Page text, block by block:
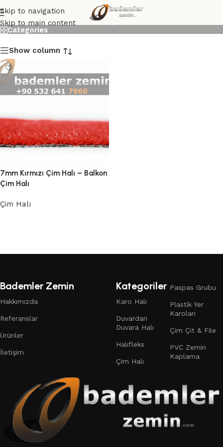
Skip to navigation
Skip to main content
7mm Kırmızı Çim Halı
Categories
Show column
7mm Kırmızı Çim Halı – Balkon
Çim Halı
Çim Halı
Bademler Zemin
Hakkımızda
Referanslar
Ürünler
İletişim
Kategoriler
Karo Halı
Duvardan
Duvara Halı
Halıfleks
Çim Halı
Paspas Grubu
Plastik Yer
Karoları
Çim Çit & File
PVC Zemin
Kaplama